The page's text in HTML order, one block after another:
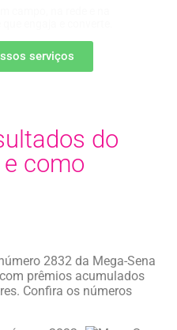
serviços
do
como
2832 da Mega-Sena
prêmios acumulados
Confira os números